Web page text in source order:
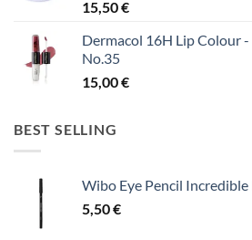
15,50€
Dermacol 16H Lip Colour
No.35
15,00€
BEST SELLING
Wibo Eye Pencil Incredible
5,50€